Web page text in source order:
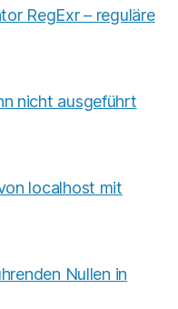
RegExr – reguläre
nicht ausgeführt
localhost mit
Nullen in